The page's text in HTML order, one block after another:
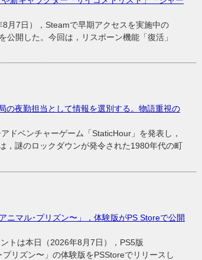
7日），Steamで早期アクセスを実施中の
公開した。今回は，リスポーン機能「復活」
の夜勤担当として情報を選別する。物語重視の
ベンチャーゲーム「StaticHour」を発表し，
，謎のロックダウンが発令された1980年代の町
ニマル･プリズン〜」，体験版がPS Storeで公開
トは本日（2026年8月7日），PS5版
リズン〜」の体験版をPSStoreでリリースし